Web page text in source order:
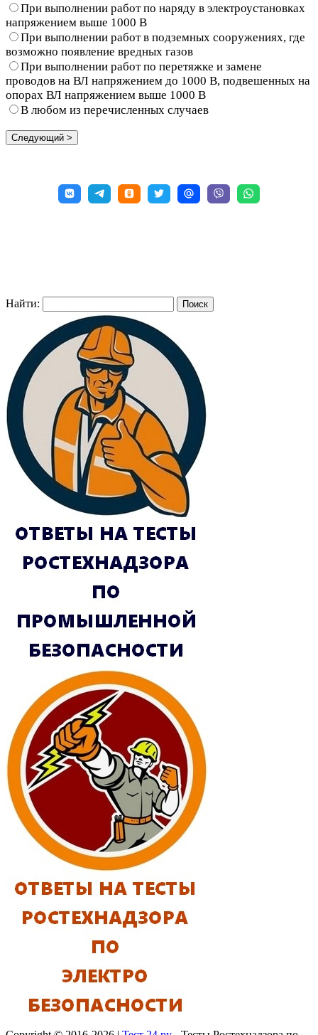
При выполнении работ по наряду в электроустановках
напряжением выше 1000 В
При выполнении работ в подземных сооружениях, где
возможно появление вредных газов
При выполнении работ по перетяжке и замене
проводов на ВЛ напряжением до 1000 В, подвешенных на
опорах ВЛ напряжением выше 1000 В
В любом из перечисленных случаев
Найти: